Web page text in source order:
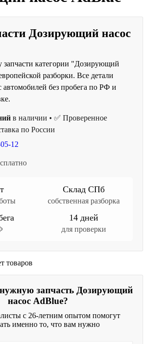
Дозирующий насос
запчасти категории "Дозирующий
разборки. Все детали
автомобилей без пробега по РФ и
в наличии • ✅ Проверенное
по России
12
Склад СПб
собственная разборка
14 дней
для проверки
товаров
запчасть Дозирующий
насос AdBlue?
с 26-летним опытом помогут
именно то, что вам нужно